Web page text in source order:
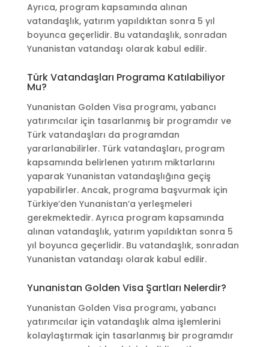
Ayrıca, program kapsamında alınan
vatandaşlık, yatırım yapıldıktan sonra 5 yıl
boyunca geçerlidir. Bu vatandaşlık, sonradan
Yunanistan vatandaşı olarak kabul edilir.
Türk Vatandaşları Programa Katılabiliyor
Mu?
Yunanistan Golden Visa programı, yabancı
yatırımcılar için tasarlanmış bir programdır ve
Türk vatandaşları da programdan
yararlanabilirler. Türk vatandaşları, program
kapsamında belirlenen yatırım miktarlarını
yaparak Yunanistan vatandaşlığına geçiş
yapabilirler. Ancak, programa başvurmak için
Türkiye’den Yunanistan’a yerleşmeleri
gerekmektedir. Ayrıca program kapsamında
alınan vatandaşlık, yatırım yapıldıktan sonra 5
yıl boyunca geçerlidir. Bu vatandaşlık, sonradan
Yunanistan vatandaşı olarak kabul edilir.
Yunanistan Golden Visa Şartları Nelerdir?
Yunanistan Golden Visa programı, yabancı
yatırımcılar için vatandaşlık alma işlemlerini
kolaylaştırmak için tasarlanmış bir programdır